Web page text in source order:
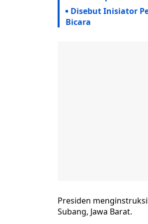
Disebut Inisiator
Bicara
Presiden
Subang, Jawa Barat.